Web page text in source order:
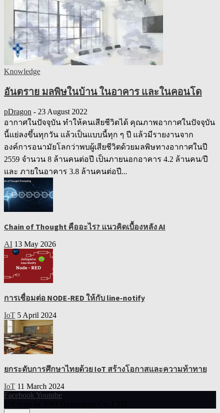
Knowledge
อันตราย มลพิษในบ้าน ในอาคาร และในคอนโด
pDragon - 23 August 2022
อากาศในปัจจุบัน ทำให้คนเสียชีวิตได้ คุณภาพอากาศในปัจจุบัน
นี้แย่ลงขึ้นทุกวัน แล้วเป็นแบบนี้ทุก ๆ ปี แล้วมีรายงานจาก
องค์การอนามัยโลกว่าพบผู้เสียชีวิตด้วยมลพิษทางอากาศในปี
2559 จำนวน 8 ล้านคนต่อปี เป็นภายนอกอาคาร 4.2 ล้านคน/ปี
และ ภายในอาคาร 3.8 ล้านคนต่อปี...
Chain of Thought คืออะไร? แนวคิดเบื้องหลัง AI
AI 13 May 2026
การเชื่อมต่อ NODE-RED ให้กับ line-notify
IoT 5 April 2024
ยกระดับการศึกษาไทยด้วย IoT สร้างโอกาสและความท้าทาย
IoT 11 March 2024
Facebook Youtube